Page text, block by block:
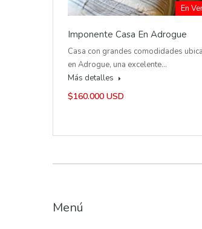
En
Imponente Casa En Adrogue
Casa con grandes comodidades
en Adrogue, una excelente…
Más detalles
$160.000 USD
Menú